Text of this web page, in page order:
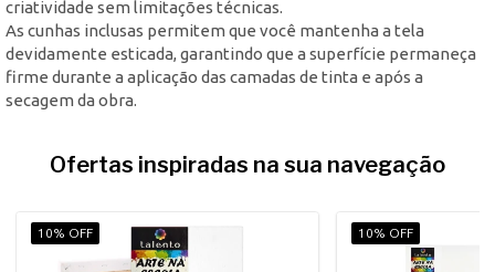
criatividade sem limitações técnicas.
As cunhas inclusas permitem que você mantenha a tela
devidamente esticada, garantindo que a superfície permaneça
firme durante a aplicação das camadas de tinta e após a
secagem da obra.
Ofertas inspiradas na sua navegação
10% OFF 10% OFF